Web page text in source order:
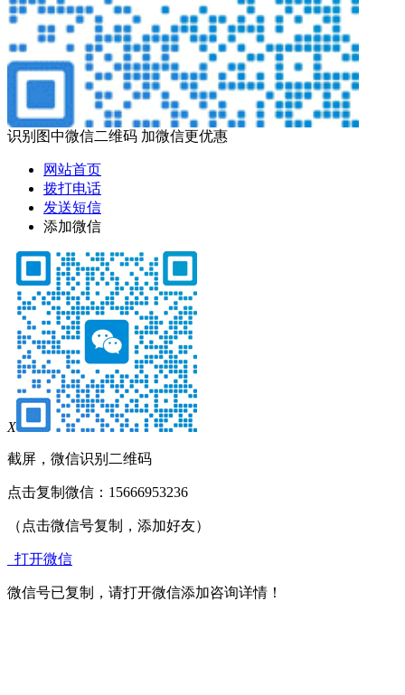
识别图中微信二维码 加微信更优惠
网站首页
拨打电话
发送短信
添加微信
X
截屏，微信识别二维码
点击复制微信：15666953236
（点击微信号复制，添加好友）
打开微信
微信号已复制，请打开微信添加咨询详情！